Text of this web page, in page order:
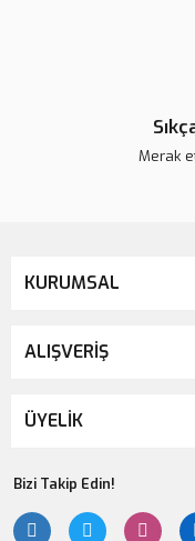
Merak
KURUMSAL
ALIŞVERİŞ
ÜYELİK
Bizi Takip Edin!